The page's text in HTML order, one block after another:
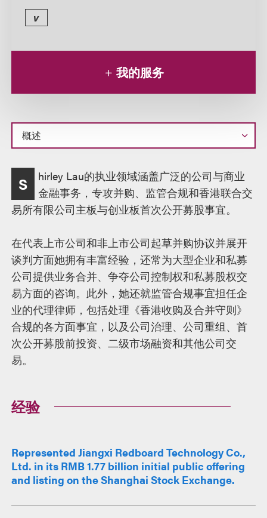
v
我的服务
概
述S
hirley Lau的执业领域涵盖广泛的公司与商业
金融事务，专攻并购、监管合规和香港联合交
易所有限公司主板与创业板首次公开募股事宜。
在代表上市公司和非上市公司起草并购协议并展开
谈判方面她拥有丰富经验，还常为大型企业和私募
公司提供业务合并、争夺公司控制权和私募股权交
易方面的咨询。此外，她还就监管合规事宜担任企
业的代理律师，包括处理《香港收购及合并守则》
合规的各方面事宜，以及公司治理、公司重组、首
次公开募股前投资、二级市场融资和其他公司交
易。
经验
Represented Jiangxi Redboard Technology Co.,
Ltd. in its RMB 1.77 billion initial public offering
and listing on the Shanghai Stock Exchange.